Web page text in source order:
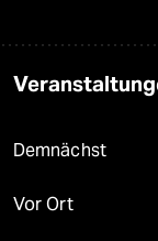
Demnächst
Vor Ort